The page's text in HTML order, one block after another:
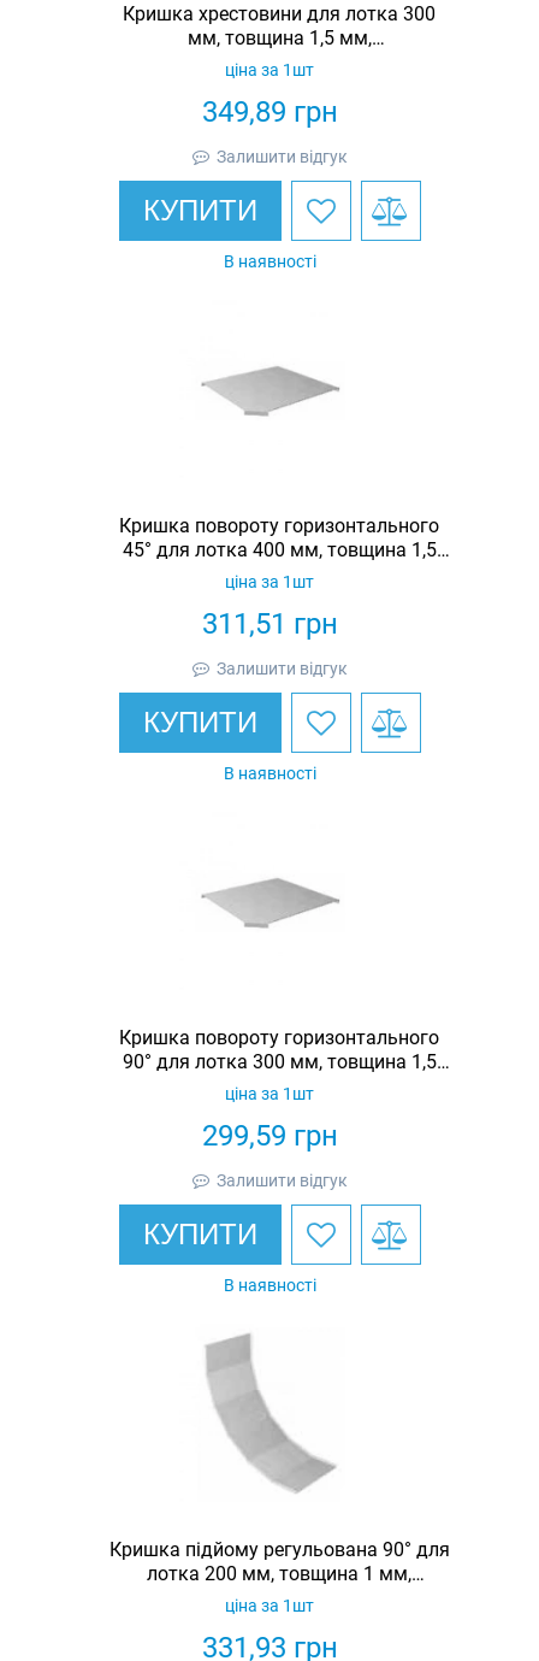
Кришка хрестовини для лотка 300
мм, товщина 1,5 мм,
гарячеоцинкована, Eurotray
349,89 грн
ціна за 1шт
Залишити відгук
КУПИТИ
В наявності
Кришка повороту горизонтального
45° для лотка 400 мм, товщина 1,5
мм, гарячеоцинкована, Eurotray
311,51 грн
ціна за 1шт
Залишити відгук
КУПИТИ
В наявності
Кришка повороту горизонтального
90° для лотка 300 мм, товщина 1,5
мм, гарячеоцинкована, Eurotray
299,59 грн
ціна за 1шт
Залишити відгук
КУПИТИ
В наявності
Кришка підйому регульована 90° для
лотка 200 мм, товщина 1 мм,
гарячеоцинкована, Eurotray
331,93 грн
ціна за 1шт